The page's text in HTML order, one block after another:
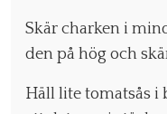
Skär charken i
den på hög och
Häll lite tomatsås i